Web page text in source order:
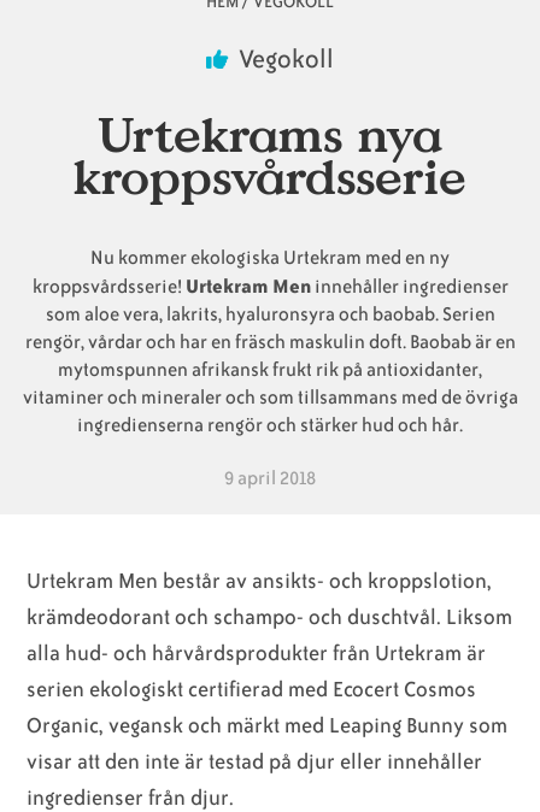
Veganska
Vanliga
substitut
certifieringar
Vegokoll
Urtekrams nya
kroppsvårdsserie
Nu kommer ekologiska Urtekram med en ny
kroppsvårdsserie! Urtekram Meninnehåller ingredienser
som aloe vera, lakrits, hyaluronsyra och baobab. Serien
rengör, vårdar och har en fräsch maskulin doft. Baobab är en
mytomspunnen afrikansk frukt rik på antioxidanter,
vitaminer och mineraler och som tillsammans med de övriga
ingredienserna rengör och stärker hud och hår.
9 april 2018
Urtekram Men består av ansikts- och kroppslotion,
krämdeodorant och schampo- och duschtvål. Liksom
alla hud- och hårvårdsprodukter från Urtekram är
serien ekologiskt certifierad med Ecocert Cosmos
Organic, vegansk och märkt med Leaping Bunny som
visar att den inte är testad på djur eller innehåller
ingredienser från djur.